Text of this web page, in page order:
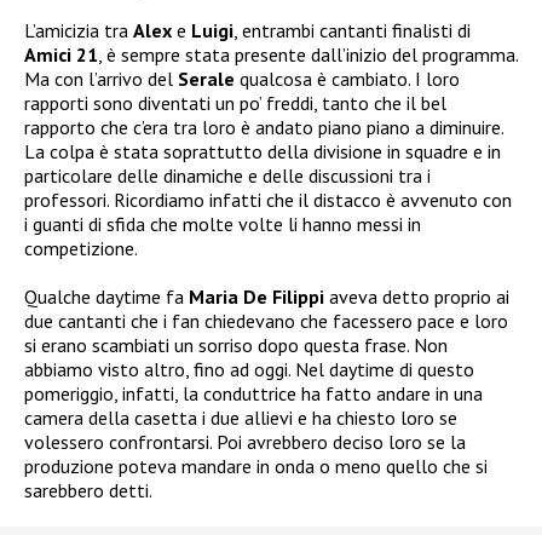
L’amicizia tra Alex e Luigi , entrambi cantanti finalisti di
Amici 21 , è sempre stata presente dall’inizio del programma.
Ma con l’arrivo del Serale qualcosa è cambiato. I loro
rapporti sono diventati un po’ freddi, tanto che il bel
rapporto che c’era tra loro è andato piano piano a diminuire.
La colpa è stata soprattutto della divisione in squadre e in
particolare delle dinamiche e delle discussioni tra i
professori. Ricordiamo infatti che il distacco è avvenuto con
i guanti di sfida che molte volte li hanno messi in
competizione.
Qualche daytime fa Maria De Filippi aveva detto proprio ai
due cantanti che i fan chiedevano che facessero pace e loro
si erano scambiati un sorriso dopo questa frase. Non
abbiamo visto altro, fino ad oggi. Nel daytime di questo
pomeriggio, infatti, la conduttrice ha fatto andare in una
camera della casetta i due allievi e ha chiesto loro se
volessero confrontarsi. Poi avrebbero deciso loro se la
produzione poteva mandare in onda o meno quello che si
sarebbero detti.